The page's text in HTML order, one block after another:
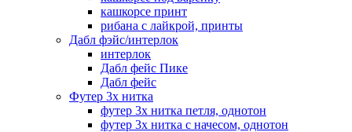
кашкорсе принт
рибана с лайкрой, принты
Дабл фэйс/интерлок
интерлок
Дабл фейс Пике
Дабл фейс
Футер 3х нитка
футер 3х нитка петля, однотон
футер 3х нитка с начесом, однотон